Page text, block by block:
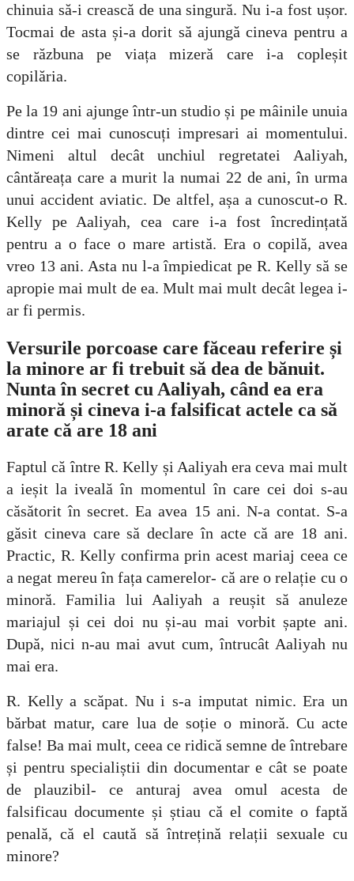
chinuia să-i crească de una singură. Nu i-a fost ușor.
Tocmai de asta și-a dorit să ajungă cineva pentru a
se răzbuna pe viața mizeră care i-a copleșit
copilăria.
Pe la 19 ani ajunge într-un studio și pe mâinile unuia
dintre cei mai cunoscuți impresari ai momentului.
Nimeni altul decât unchiul regretatei Aaliyah,
cântăreața care a murit la numai 22 de ani, în urma
unui accident aviatic. De altfel, așa a cunoscut-o R.
Kelly pe Aaliyah, cea care i-a fost încredințată
pentru a o face o mare artistă. Era o copilă, avea
vreo 13 ani. Asta nu l-a împiedicat pe R. Kelly să se
apropie mai mult de ea. Mult mai mult decât legea i-
ar fi permis.
Versurile porcoase care făceau referire și
la minore ar fi trebuit să dea de bănuit.
Nunta în secret cu Aaliyah, când ea era
minoră și cineva i-a falsificat actele ca să
arate că are 18 ani
Faptul că între R. Kelly și Aaliyah era ceva mai mult
a ieșit la iveală în momentul în care cei doi s-au
căsătorit în secret. Ea avea 15 ani. N-a contat. S-a
găsit cineva care să declare în acte că are 18 ani.
Practic, R. Kelly confirma prin acest mariaj ceea ce
a negat mereu în fața camerelor- că are o relație cu o
minoră. Familia lui Aaliyah a reușit să anuleze
mariajul și cei doi nu și-au mai vorbit șapte ani.
După, nici n-au mai avut cum, întrucât Aaliyah nu
mai era.
R. Kelly a scăpat. Nu i s-a imputat nimic. Era un
bărbat matur, care lua de soție o minoră. Cu acte
false! Ba mai mult, ceea ce ridică semne de întrebare
și pentru specialiștii din documentar e cât se poate
de plauzibil- ce anturaj avea omul acesta de
falsificau documente și știau că el comite o faptă
penală, că el caută să întrețină relații sexuale cu
minore?